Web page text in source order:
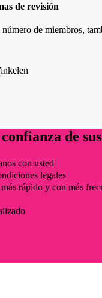
de revisión
de miembros,
de
con usted
legales
rápido y con más